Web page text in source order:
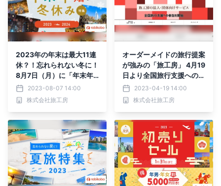
2023年の年末は最大11連
休？！忘れられない冬に！
8月7日（月）に「年末年
始・冬休み特集2023-20
24」をリリース
2023-08-07 14:00
株式会社旅工房
オーダーメイドの旅行提案
が強みの「旅工房」 4月19
日より全国旅行支援への参
加を開始2023-04-19 14:00
株式会社旅工房